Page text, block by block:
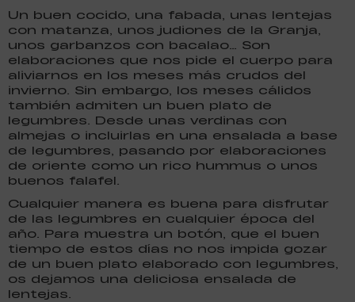
Un buen cocido, una fabada, unas lentejas
con matanza, unos judiones de la Granja,
unos garbanzos con bacalao… Son
elaboraciones que nos pide el cuerpo para
aliviarnos en los meses más crudos del
invierno. Sin embargo, los meses cálidos
también admiten un buen plato de
legumbres. Desde unas verdinas con
almejas o incluirlas en una ensalada a base
de legumbres, pasando por elaboraciones
de oriente como un rico hummus o unos
buenos falafel.
Cualquier manera es buena para disfrutar
de las legumbres en cualquier época del
año. Para muestra un botón, que el buen
tiempo de estos días no nos impida gozar
de un buen plato elaborado con legumbres,
os dejamos una deliciosa ensalada de
lentejas.